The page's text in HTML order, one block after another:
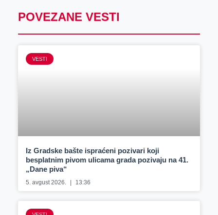
POVEZANE VESTI
VESTI
Iz Gradske bašte ispraćeni pozivari koji
besplatnim pivom ulicama grada pozivaju na 41.
„Dane piva“
5. avgust 2026. 13:36